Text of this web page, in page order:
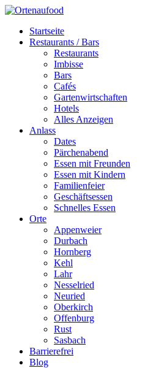
Startseite
Restaurants / Bars
Restaurants
Imbisse
Bars
Cafés
Gartenwirtschaften
Hotels
Alles Anzeigen
Anlass
Dates
Pärchenabend
Essen mit Freunden
Essen mit Kindern
Familienfeier
Geschäftsessen
Schnelles Essen
Orte
Appenweier
Durbach
Hornberg
Kehl
Lahr
Nesselried
Neuried
Oberkirch
Offenburg
Rust
Sasbach
Barrierefrei
Blog